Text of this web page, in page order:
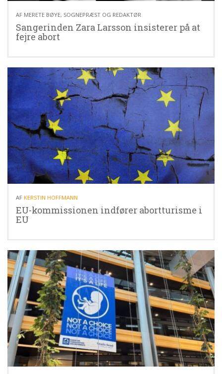
AF MERETE BØYE, SOGNEPRÆST OG REDAKTØR
Sangerinden Zara Larsson insisterer på at
fejre abort
AF KERSTIN HOFFMANN
EU-kommissionen indfører abortturisme i
EU